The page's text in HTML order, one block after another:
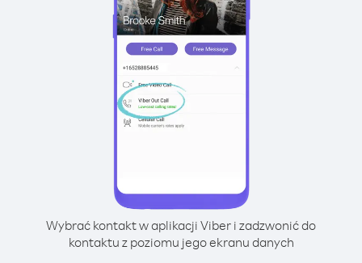
Wybrać kontakt w aplikacji Viber i zadzwonić do
kontaktu z poziomu jego ekranu danych